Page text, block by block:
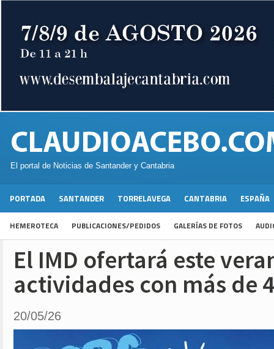
El portal de Noticias de Santander y Cantabria
PORTADA SANTANDER TORRELAVEGA CANTABRIA ESPAÑA
HEMEROTECA PUBLICACIONES/PEDIDOS GALERÍAS DE FOTOS
El IMD ofertará este
actividades con más de
20/05/26